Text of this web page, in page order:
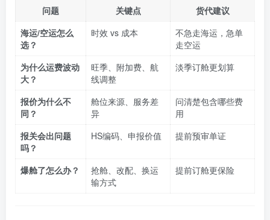
问题 关键点
货代建议
海运/空运怎么
选？
时效 vs 成本
不急走海运，急单
走空运
为什么运费波动
大？
旺季、附加费、航
线调整
淡季订舱更划算
报价为什么不
同？
舱位来源、服务差
异
问清楚包含哪些费
用
报关会出问题
吗？
HS编码、申报价值 提前预审单证
爆舱了怎么办？
抢舱、改配、换运
输方式
提前订舱更保险